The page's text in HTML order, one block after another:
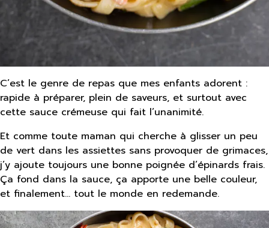
C’est le genre de repas que mes enfants adorent :
rapide à préparer, plein de saveurs, et surtout avec
cette sauce crémeuse qui fait l’unanimité.
Et comme toute maman qui cherche à glisser un peu
de vert dans les assiettes sans provoquer de grimaces,
j’y ajoute toujours une bonne poignée d’épinards frais.
Ça fond dans la sauce, ça apporte une belle couleur,
et finalement… tout le monde en redemande.